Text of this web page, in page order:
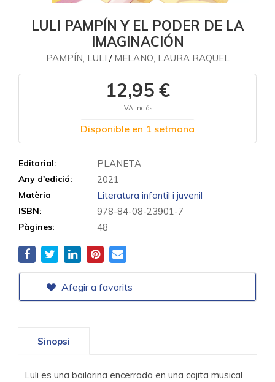
LULI PAMPÍN Y EL PODER DE LA
IMAGINACIÓN
PAMPÍN, LULI / MELANO, LAURA RAQUEL
12,95 €
IVA inclós
Disponible en 1 setmana
Editorial: PLANETA
Any d'edició: 2021
Matèria Literatura infantil i juvenil
ISBN: 978-84-08-23901-7
Pàgines: 48
Afegir a favorits
Sinopsi
Luli es una bailarina encerrada en una cajita musical